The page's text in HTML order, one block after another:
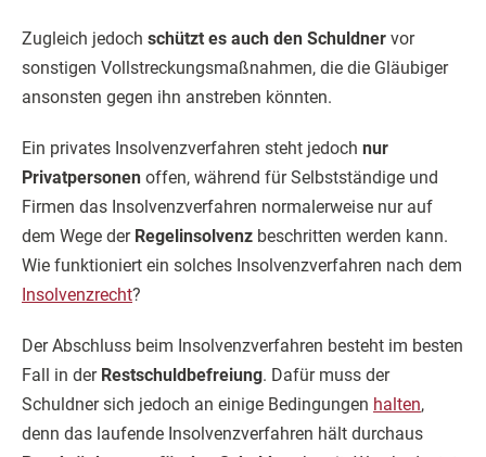
Zugleich jedoch schützt es auch den Schuldner vor
sonstigen Vollstreckungsmaßnahmen, die die Gläubiger
ansonsten gegen ihn anstreben könnten.
Ein privates Insolvenzverfahren steht jedoch nur
Privatpersonen offen, während für Selbstständige und
Firmen das Insolvenzverfahren normalerweise nur auf
dem Wege der Regelinsolvenz beschritten werden kann.
Wie funktioniert ein solches Insolvenzverfahren nach dem
Insolvenzrecht?
Der Abschluss beim Insolvenzverfahren besteht im besten
Fall in der Restschuldbefreiung. Dafür muss der
Schuldner sich jedoch an einige Bedingungen halten,
denn das laufende Insolvenzverfahren hält durchaus